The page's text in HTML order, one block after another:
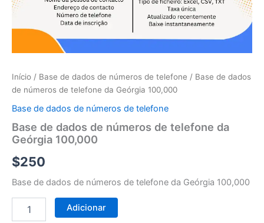
Início / Base de dados de números de telefone / Base de dados
de números de telefone da Geórgia 100,000
Base de dados de números de telefone
Base de dados de números de telefone da
Geórgia 100,000
$250
Base de dados de números de telefone da Geórgia 100,000
telefone
Geórgia
Adicionar